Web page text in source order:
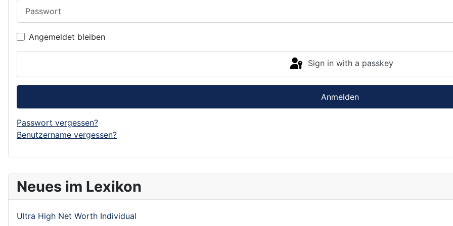
Neues im Lexikon
Ultra High Net Worth Individual
Angemeldet bleiben
Sign in with a passkey
Anmelden
Passwort vergessen?
Benutzername vergessen?